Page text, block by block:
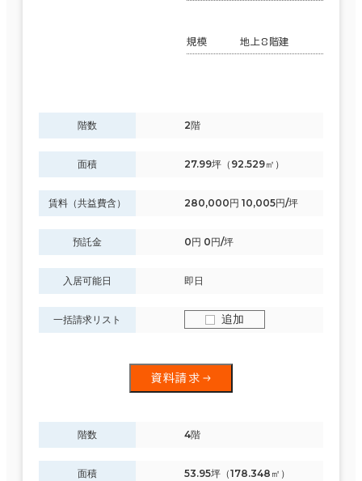
規模 地上8階建
階数 2階
面積 27.99坪（92.529㎡）
賃料（共益費含） 280,000円 10,005円/坪
預託金 0円 0円/坪
入居可能日 即日
一括請求リスト 追加
資料請求
階数 4階
面積 53.95坪（178.348㎡）